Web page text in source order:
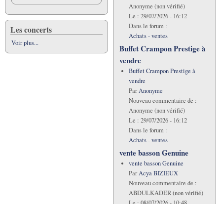
Les concerts
Voir plus...
Anonyme (non vérifié)
Le : 29/07/2026 - 16:12
Dans le forum :
Achats - ventes
Buffet Crampon Prestige à
vendre
Buffet Crampon Prestige à
vendre
ParAnonyme
Nouveau commentaire de :
Anonyme (non vérifié)
Le : 29/07/2026 - 16:12
Dans le forum :
Achats - ventes
vente basson Genuine
vente basson Genuine
ParAcya BIZIEUX
Nouveau commentaire de :
ABDULKADER (non vérifié)